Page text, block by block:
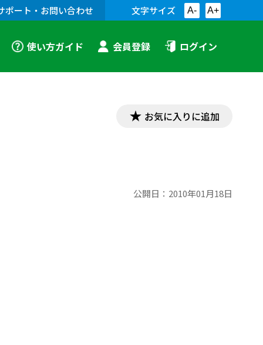
ポート・お問い合わせ 文字サイズ A- A+
使い方ガイド 会員登録 ログイン
お気に入りに追加
公開日： 2010年01月18日